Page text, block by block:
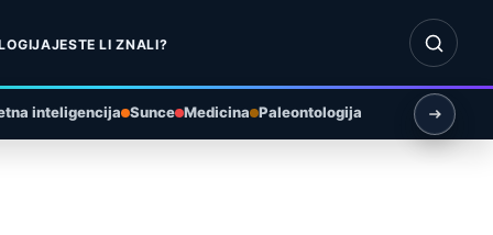
JESTE LI ZNALI?
Otvori
inteligencija Sunce Medicina Paleontologija